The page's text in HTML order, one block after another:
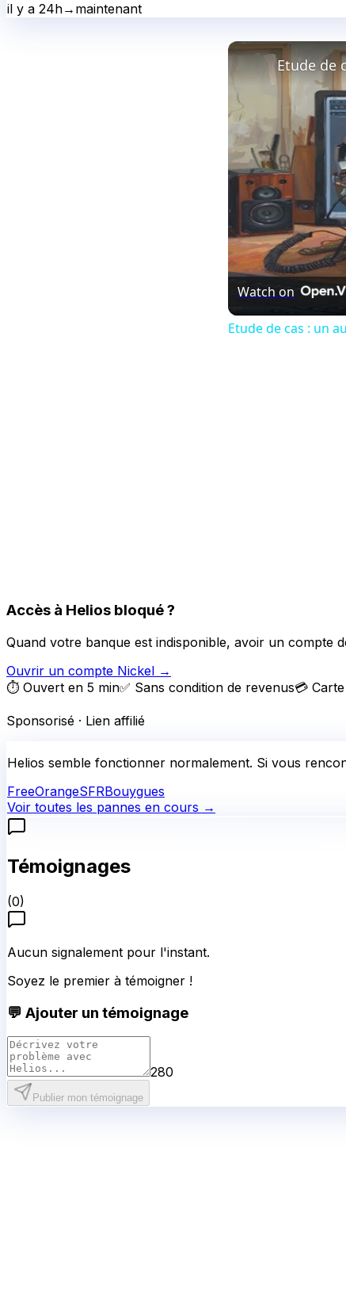
il y a 24h→ maintenant
Watch on
Etude de cas : un
Accès à Helios bloqué ?
Quand votre banque est indisponible, avoir un compte
Ouvrir un compte Nickel →
⏱️ Ouvert en 5 min✅ Sans condition de revenus💳
Sponsorisé · Lien affilié
Helios semble fonctionner normalement. Si vous
FreeOrangeSFRBouygues
Voir toutes les pannes en cours →
Témoignages
(0)
Aucun signalement pour l'instant.
Soyez le premier à témoigner !
💬 Ajouter un témoignage
280
Publier mon témoignage